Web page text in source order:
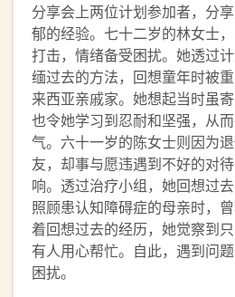
分享会上两位计划参加者，分
郁的经验。七十二岁的林女士
打击，情绪备受困扰。她透过
缅过去的方法，回想童年时被
来西亚亲戚家。她想起当时虽
也令她学习到忍耐和坚强，从
气。六十一岁的陈女士则因为
友，却事与愿违遇到不好的对
响。透过治疗小组，她回想过
照顾患认知障碍症的母亲时，
着回想过去的经历，她觉察到
有人用心帮忙。自此，遇到问
困扰。